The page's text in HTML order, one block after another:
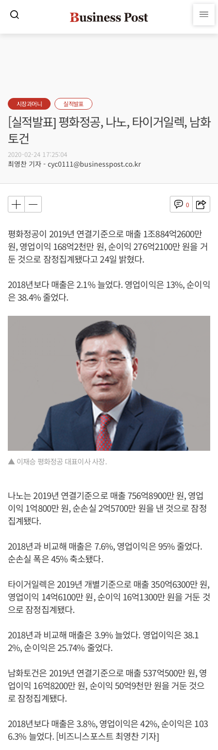
시장과머니 실적발표
[실적발표] 평화정공, 나노, 타이거일렉, 남화
토건
2020-02-24 17:25:04
최영찬 기자 - cyc0111@businesspost.co.kr
0
평화정공이 2019년 연결기준으로 매출 1조884억2600만
원, 영업이익 168억2천만 원, 순이익 276억2100만 원을 거
둔 것으로 잠정집계됐다고 24일 밝혔다.
2018년보다 매출은 2.1% 늘었다. 영업이익은 13%, 순이익
은 38.4% 줄었다.
▲ 이재승 평화정공 대표이사 사장.
나노는 2019년 연결기준으로 매출 756억8900만 원, 영업
이익 1억800만 원, 순손실 2억5700만 원을 낸 것으로 잠정
집계됐다.
2018년과 비교해 매출은 7.6%, 영업이익은 95% 줄었다.
순손실 폭은 45% 축소됐다.
타이거일렉은 2019년 개별기준으로 매출 350억6300만 원,
영업이익 14억6100만 원, 순이익 16억1300만 원을 거둔 것
으로 잠정집계됐다.
2018년과 비교해 매출은 3.9% 늘었다. 영업이익은 38.1
2%, 순이익은 25.74% 줄었다.
남화토건은 2019년 연결기준으로 매출 537억500만 원, 영
업이익 16억8200만 원, 순이익 50억9천만 원을 거둔 것으
로 잠정집계됐다.
2018년보다 매출은 3.8%, 영업이익은 42%, 순이익은 103
6.3% 늘었다. [비즈니스포스트 최영찬 기자]